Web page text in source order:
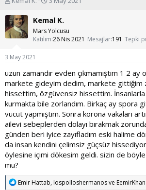
n
u
y
a
ş
l
a
t
a
n
ş
a
n
ç
t
a
r
h
i
Kemal K.
Mars Yolcusu
Katılım 26 Nis 2021 Mesajlar 191 Tepki
3 May 2021
uzun zamandır evden çıkmamıştım 1 2 ay
markete gideyim dedim, markete gittiğim
hissettim, özgüvensiz hissettim. İnsanlarla
kurmakta bile zorlandım. Birkaç ay spora
vücut yapmıştım. Sonra korona vakaları
ailevi sebeplerden dolayı bırakmak zorunda
günden beri iyice zayıfladım eski halime
da insan kendini çelimsiz güçsüz
öylesine içimi dökesim geldi. sizin de böyle
mu?
T
Emir Hattab,lospolloshermanosve EemirKhan